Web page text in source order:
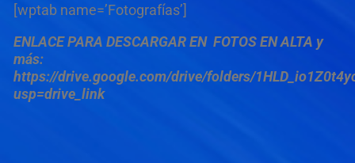
[wptab name=’Fotografías’]
ENLACE PARA DESCARGAR EN FOTOS EN ALTA y
más:
https://drive.google.com/drive/folders/
usp=drive_link